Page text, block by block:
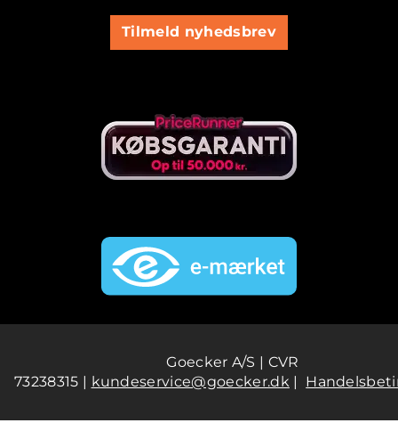
Tilmeld nyhedsbrev
Goecker A/S | CVR
73238315 | kundeservice@goecker.dk|